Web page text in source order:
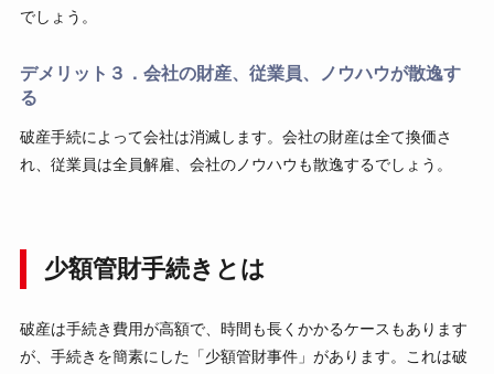
でしょう。
デメリット３．会社の財産、従業員、ノウハウが散逸す
る
破産手続によって会社は消滅します。会社の財産は全て換価さ
れ、従業員は全員解雇、会社のノウハウも散逸するでしょう。
少額管財手続きとは
破産は手続き費用が高額で、時間も長くかかるケースもあります
が、手続きを簡素にした「少額管財事件」があります。これは破